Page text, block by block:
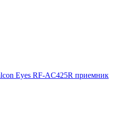
Eyes RF-AC425R приемник